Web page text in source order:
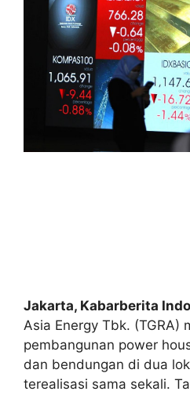
Jakarta, Kabarberita
Asia Energy Tbk. (TGRA)
pembangunan power
dan bendungan di dua
terealisasi sama sekali.